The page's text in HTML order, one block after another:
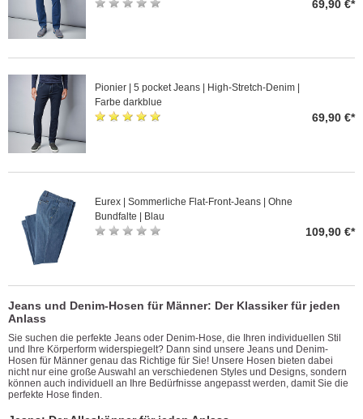
69,90 €*
Pionier | 5 pocket Jeans | High-Stretch-Denim |
Farbe darkblue
69,90 €*
Eurex | Sommerliche Flat-Front-Jeans | Ohne
Bundfalte | Blau
109,90 €*
Jeans und Denim-Hosen für Männer: Der Klassiker für jeden
Anlass
Sie suchen die perfekte Jeans oder Denim-Hose, die Ihren individuellen Stil
und Ihre Körperform widerspiegelt? Dann sind unsere Jeans und Denim-
Hosen für Männer genau das Richtige für Sie! Unsere Hosen bieten dabei
nicht nur eine große Auswahl an verschiedenen Styles und Designs, sondern
können auch individuell an Ihre Bedürfnisse angepasst werden, damit Sie die
perfekte Hose finden.